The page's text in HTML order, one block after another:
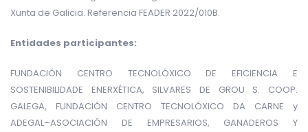
Xunta de Galicia. Referencia FEADER 2022/010B.
Entidades participantes:
FUNDACIÓN CENTRO TECNOLÓXICO DE EFICIENCIA E
SOSTENIBILIDADE ENERXÉTICA, SILVARES DE GROU S. COOP.
GALEGA, FUNDACIÓN CENTRO TECNOLÓXICO DA CARNE y
ADEGAL–ASOCIACIÓN DE EMPRESARIOS, GANADEROS Y